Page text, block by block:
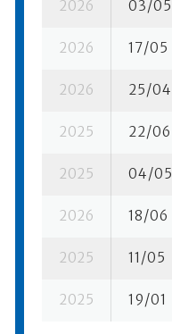
2026 03/05
2026 17/05
2026 25/04
2025 22/06
2025 04/05
2026 18/06
2025 11/05
2025 19/01